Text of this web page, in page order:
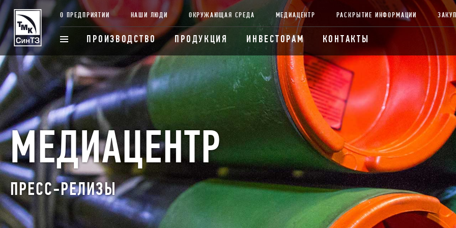
О ПРЕДПРИЯТИИ НАШИ ЛЮДИ ОКРУЖАЮЩАЯ СРЕДА МЕДИАЦЕНТР РАСКРЫТИЕ ИНФОРМАЦИИ
ПРОИЗВОДСТВО ПРОДУКЦИЯ ИНВЕСТОРАМ КОНТАКТЫ
МЕДИАЦЕНТР
ПРЕСС-РЕЛИЗЫ